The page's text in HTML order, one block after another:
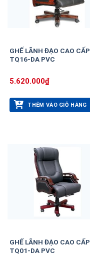
GHẾ LÃNH ĐẠO CAO CẤP
TQ16-DA PVC
5.620.000₫
THÊM VÀO GIỎ HÀNG
GHẾ LÃNH ĐẠO CAO CẤP
TQ01-DA PVC